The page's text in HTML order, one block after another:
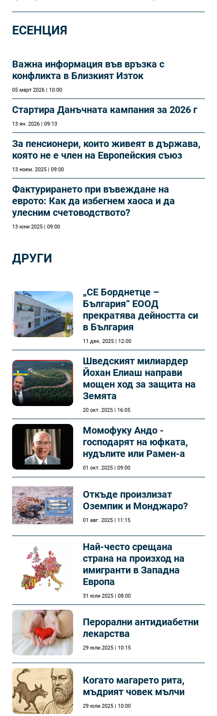
ЕСЕНЦИЯ
Важна информация във връзка с
конфликта в Близкият Изток
05 март 2026 | 10:00
Стартира Данъчната кампания за 2026 г
13 ян. 2026 | 09:13
За пенсионери, които живеят в държава,
която не е член на Европейския съюз
13 ноем. 2025 | 09:00
Фактурирането при въвеждане на
еврото: Как да избегнем хаоса и да
улесним счетоводството?
13 юни 2025 | 09:00
ДРУГИ
„СЕ Борднетце –
България“ ЕООД
прекратява дейността си
в България
11 дек. 2025 | 12:00
Шведският милиардер
Йохан Елиаш направи
мощен ход за защита на
Земята
20 окт. 2025 | 16:05
Момофуку Андо -
господарят на юфката,
нудълите или Рамен-а
01 окт. 2025 | 09:00
Откъде произлизат
Оземпик и Монджаро?
01 авг. 2025 | 11:15
Най-често срещана
страна на произход на
имигранти в Западна
Европа
31 юли 2025 | 08:00
Перорални антидиабетни
лекарства
29 юли 2025 | 10:15
Когато магарето рита,
мъдрият човек мълчи
29 юли 2025 | 10:00